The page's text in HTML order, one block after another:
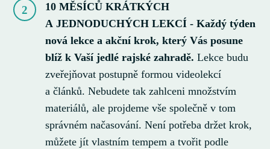
2
10 MĚSÍCŮ KRÁTKÝCH
A JEDNODUCHÝCH LEKCÍ - Každý týden
nová lekce a akční krok, který Vás posune
blíž k Vaší jedlé rajské zahradě. Lekce budu
zveřejňovat postupně formou videolekcí
a článků. Nebudete tak zahlceni množstvím
materiálů, ale projdeme vše společně v tom
správném načasování. Není potřeba držet krok,
můžete jít vlastním tempem a tvořit podle